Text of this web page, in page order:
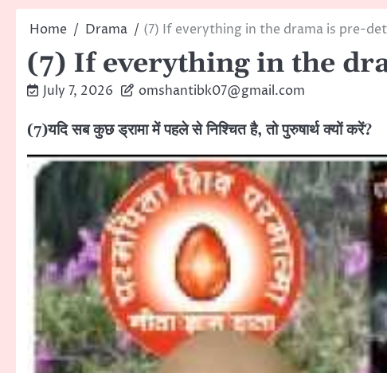
Home Drama (7) If everything in the drama is pre-
(7) If everything in the
July 7, 2026 omshantibk07@gmail.com
(7)यदि सब कुछ ड्रामा में पहले से निश्चित है, तो पुरुषार्थ क्यों करें?